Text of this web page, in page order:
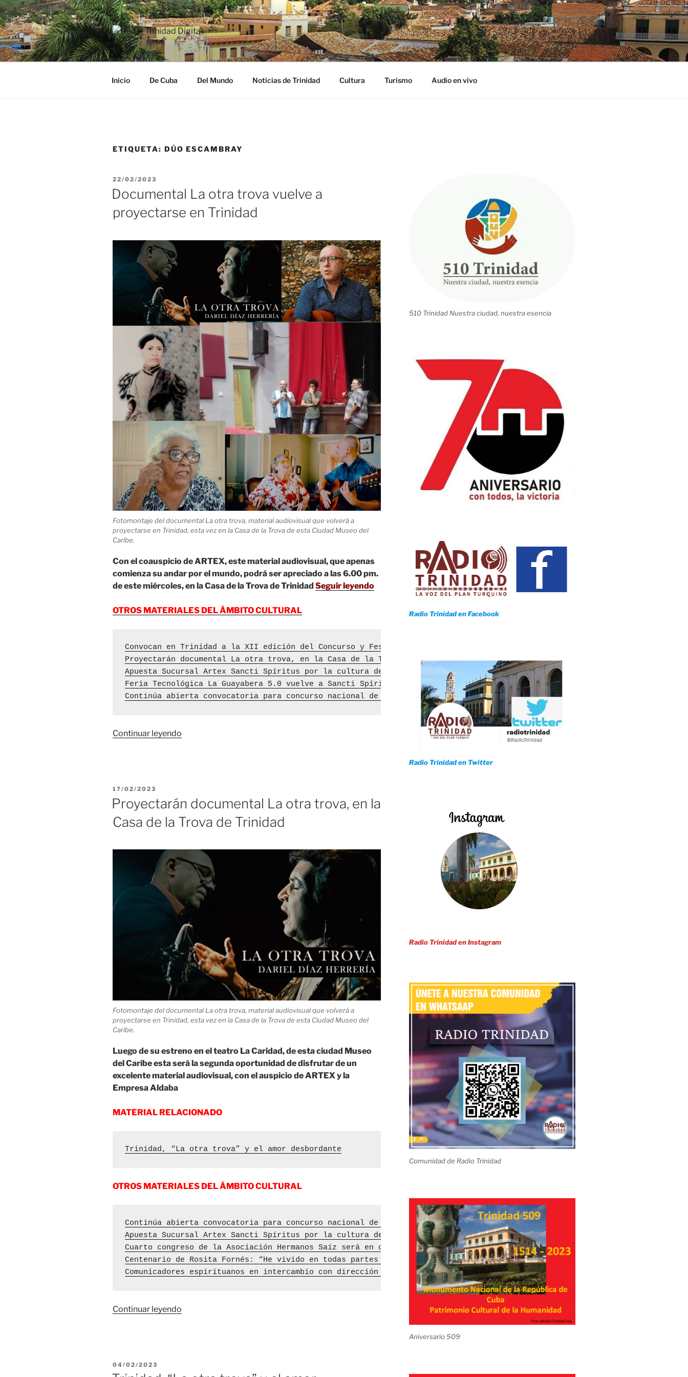
Saltar
al
contenido
RADIO TRINIDAD DIGITAL
Desde la Ciudad Museo del Caribe
Inicio De Cuba Del Mundo Noticias de Trinidad Cultura Turismo Audio en vivo
ETIQUETA: DÚO ESCAMBRAY
PUBLICADO
EL
22/02/2023
Documental La otra trova vuelve a
proyectarse en Trinidad
Fotomontaje del documental La otra trova, material audiovisual que volverá a
proyectarse en Trinidad, esta vez en la Casa de la Trova de esta Ciudad Museo del
Caribe.
Con el coauspicio de ARTEX, este material audiovisual, que apenas
comienza su andar por el mundo, podrá ser apreciado a las 6.00 pm.
de este miércoles, en la Casa de la Trova de Trinidad Seguir leyendo
OTROS MATERIALES DEL ÁMBITO CULTURAL
Convocan en Trinidad a la XII edición del Concurso y Festival de Música Infantil “Carrusel de Colores"
Proyectarán documental La otra trova, en la Casa de la Trova de Trinidad
Apuesta Sucursal Artex Sancti Spíritus por la cultura desde el romance
Feria Tecnológica La Guayabera 5.0 vuelve a Sancti Spíritus
Continúa abierta convocatoria para concurso nacional de la AHS
Continuar leyendo
proyectarse
en
PUBLICADO
EL
17/02/2023
Proyectarán documental La otra trova, en la
Casa de la Trova de Trinidad
Fotomontaje del documental La otra trova, material audiovisual que volverá a
proyectarse en Trinidad, esta vez en la Casa de la Trova de esta Ciudad Museo del
Caribe.
Luego de su estreno en el teatro La Caridad, de esta ciudad Museo
del Caribe esta será la segunda oportunidad de disfrutar de un
excelente material audiovisual, con el auspicio de ARTEX y la
Empresa Aldaba
MATERIAL RELACIONADO
Trinidad, “La otra trova” y el amor desbordante
OTROS MATERIALES DEL ÁMBITO CULTURAL
Continúa abierta convocatoria para concurso nacional de la AHS
Apuesta Sucursal Artex Sancti Spíritus por la cultura desde el romance
Cuarto congreso de la Asociación Hermanos Saíz será en octubre
Centenario de Rosita Fornés: “He vivido en todas partes pero soy artista cubana”
Comunicadores espirituanos en intercambio con dirección nacional de la ACCS
Continuar leyendo
PUBLICADO
EL
04/02/2023
510 Trinidad Nuestra ciudad, nuestra esencia
Radio Trinidad en Facebook
Radio Trinidad en Twitter
Radio Trinidad en Instagram
Comunidad de Radio Trinidad
Aniversario 509